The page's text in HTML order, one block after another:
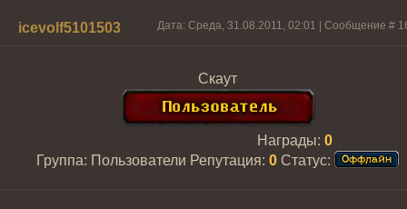
icevolf5101503 Дата: Среда, 31.08.2011, 02:01 | Сообщение #
Скаут
Группа: Пользователи
Награды: 0
Репутация: 0 Статус: